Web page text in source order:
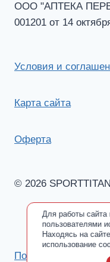
ООО "АПТЕКА
001201 от 14
Условия и
Карта сайта
Оферта
© 2026 SPORTTITAN
Политика
Для работы сайта
пользователями
Находясь на
использование